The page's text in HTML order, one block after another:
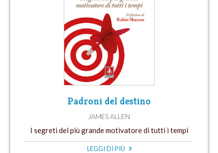
Padroni del destino
JAMES ALLEN
I segreti del più grande motivatore di tutti i tempi
LEGGI DI PIÙ